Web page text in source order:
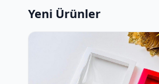
Yeni Ürünler